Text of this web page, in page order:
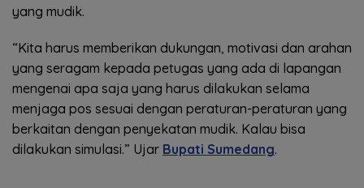
yang mudik.
“Kita harus memberikan dukungan, motivasi dan arahan
yang seragam kepada petugas yang ada di lapangan
mengenai apa saja yang harus dilakukan selama
menjaga pos sesuai dengan peraturan-peraturan yang
berkaitan dengan penyekatan mudik. Kalau bisa
dilakukan simulasi.” Ujar Bupati Sumedang.